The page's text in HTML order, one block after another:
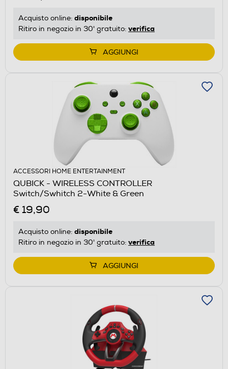
Acquisto online: disponibile
Ritiro in negozio in 30' gratuito: verifica
AGGIUNGI
ACCESSORI HOME ENTERTAINMENT
QUBICK - WIRELESS CONTROLLER
Switch/Swhitch 2-White & Green
€ 19,90
Acquisto online: disponibile
Ritiro in negozio in 30' gratuito: verifica
AGGIUNGI